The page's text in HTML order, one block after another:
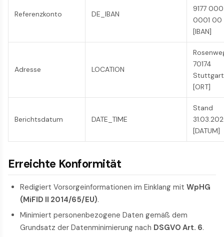
Referenzkonto DE_IBAN
9177
0001
[IBAN]
Adresse LOCATION
70174
[ORT]
Berichtsdatum DATE_TIME
Stand
[DATUM]
Erreichte Konformität
Redigiert Vorsorgeinformationen im Einklang mit WpHG
(MiFID II 2014/65/EU).
Minimiert personenbezogene Daten gemäß dem
Grundsatz der Datenminimierung nach DSGVO Art. 6.